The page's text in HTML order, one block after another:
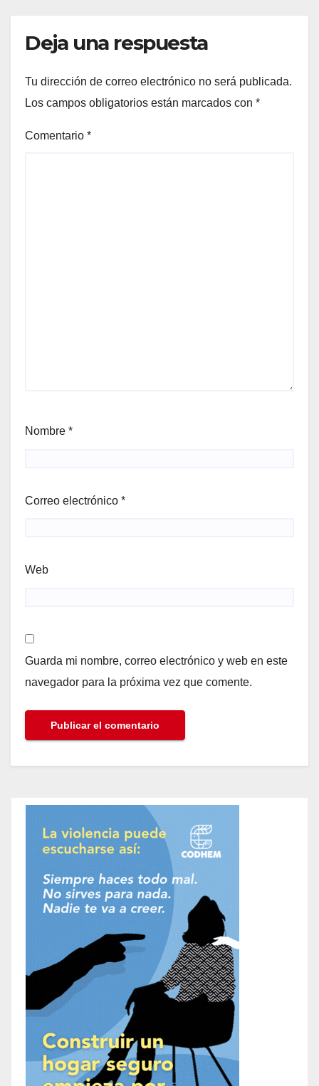
Deja una respuesta
Tu dirección de correo electrónico no será publicada.
Los campos obligatorios están marcados con *
Comentario *
Nombre *
Correo electrónico *
Web
Guarda mi nombre, correo electrónico y web en este
navegador para la próxima vez que comente.